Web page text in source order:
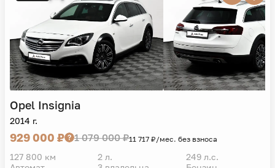
Opel Insignia
2014 г.
929 000 ₽ 1 079 000 ₽11 717 ₽/мес. без взноса
127 800 км 2 л.
249 л.с.